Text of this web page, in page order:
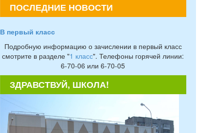
ПОСЛЕДНИЕ НОВОСТИ
В первый класс
Подробную информацию о зачислении в первый класс
смотрите в разделе "1 класс". Телефоны горячей линии:
6-70-06 или 6-70-05
ЗДРАВСТВУЙ, ШКОЛА!